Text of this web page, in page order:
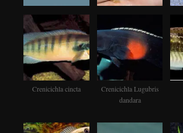
Crenicichla cincta
Crenicichla Lugubris
dandara